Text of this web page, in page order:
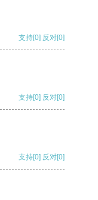
支持[0] 反对[0]
支持[0] 反对[0]
支持[0] 反对[0]